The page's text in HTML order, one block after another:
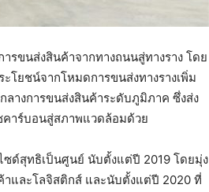
รขนส่งสินค้าจากทางถนนสู่ทางราง โดย
ยชน์จากโหมดการขนส่งทางรางเพิ่ม
างการขนส่งสินค้าระดับภูมิภาค ซึ่งส่ง
าร์บอนสู่สภาพแวดล้อมด้วย
ซด์สุทธิเป็นศูนย์ นับตั้งแต่ปี 2019 โดยมุ่ง
และโลจิสติกส์ และนับตั้งแต่ปี 2020 ที่